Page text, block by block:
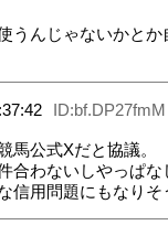
うんじゃないかと
ID:bf.DP27fmM
馬公式Xだと協議。
合わないしやっぱ
信用問題にもなりそ